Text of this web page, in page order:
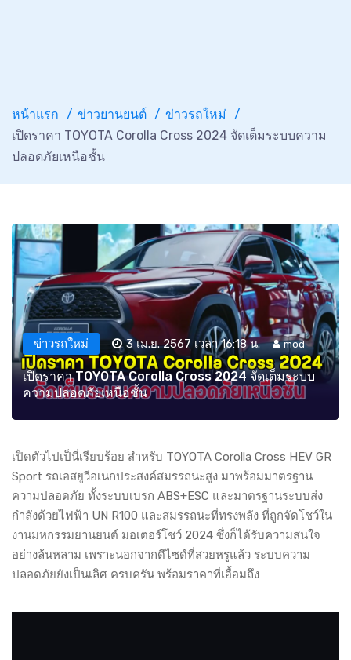
หน้าแรก ข่าวยานยนต์
ข่าวรถใหม่
เปิดราคา TOYOTA Corolla Cross 2024 จัดเต็มระบบความ
ปลอดภัยเหนือชั้น
ข่าวรถใหม่ 3 เม.ย. 2567 เวลา 16:18 น. mod
เปิดราคา TOYOTA Corolla Cross 2024 จัดเต็มระบบ
ความปลอดภัยเหนือชั้น
เปิดตัวไปเป็นี่เรียบร้อย สำหรับ TOYOTA Corolla Cross HEV GR
Sport รถเอสยูวีอเนกประสงค์สมรรถนะสูง มาพร้อมมาตรฐาน
ความปลอดภัย ทั้งระบบเบรก ABS+ESC และมาตรฐานระบบส่ง
กำลังด้วยไฟฟ้า UN R100 และสมรรถนะที่ทรงพลัง ที่ถูกจัดโชว์ใน
งานมหกรรมยานยนต์ มอเตอร์โชว์ 2024 ซึ่งก็ได้รับความสนใจ
อย่างล้นหลาม เพราะนอกจากดีไซด์ที่สวยหรูแล้ว ระบบความ
ปลอดภัยยังเป็นเลิศ ครบครัน พร้อมราคาที่เอื้อมถึง